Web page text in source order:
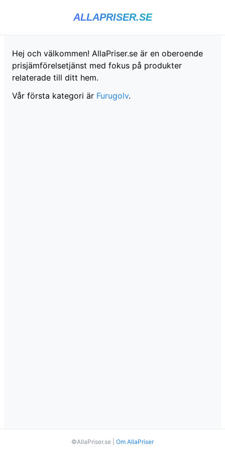
ALLAPRISER.SE
Hej och välkommen! AllaPriser.se är en oberoende
prisjämförelsetjänst med fokus på produkter
relaterade till ditt hem.
Vår första kategori är Furugolv.
©AllaPriser.se | Om AllaPriser